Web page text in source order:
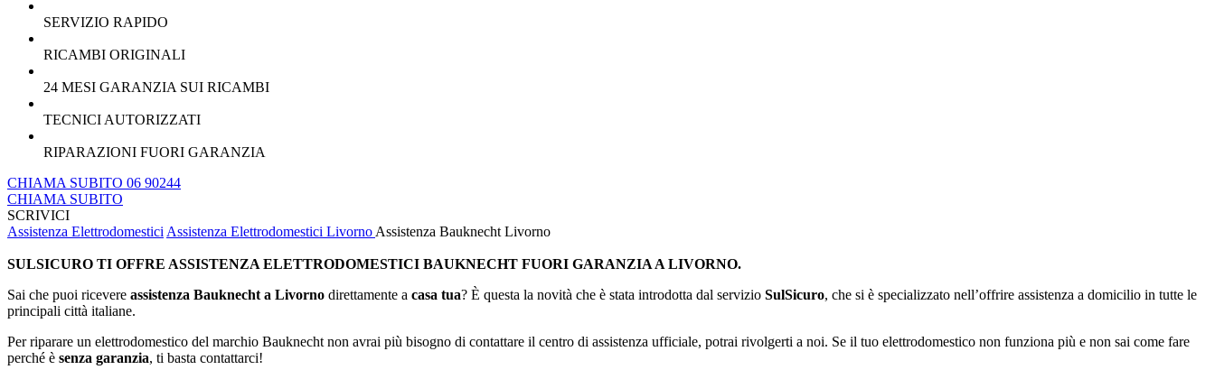
SERVIZIO RAPIDO
RICAMBI ORIGINALI
24 MESI GARANZIA SUI RICAMBI
TECNICI AUTORIZZATI
RIPARAZIONI FUORI GARANZIA
CHIAMA SUBITO 06 90244
CHIAMA SUBITO
SCRIVICI
Assistenza Elettrodomestici Assistenza Elettrodomestici Livorno Assistenza Bauknecht Livorno
SULSICURO TI OFFRE ASSISTENZA ELETTRODOMESTICI BAUKNECHT FUORI GARANZIA A LIVORNO.
Sai che puoi ricevere assistenza Bauknecht a Livorno direttamente a casa tua? È questa la novità che è stata introdotta dal servizio SulSicuro, che si è specializzato nell’offrire assistenza a domicilio in tutte le
principali città italiane.
Per riparare un elettrodomestico del marchio Bauknecht non avrai più bisogno di contattare il centro di assistenza ufficiale, potrai rivolgerti a noi. Se il tuo elettrodomestico non funziona più e non sai come fare
perché è senza garanzia, ti basta contattarci!